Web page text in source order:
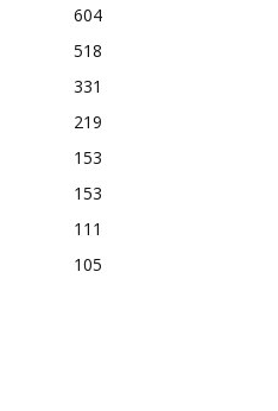
604
518
331
219
153
153
111
105